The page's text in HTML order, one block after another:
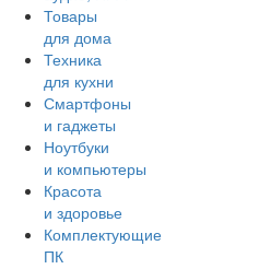
Товары
для дома
Техника
для кухни
Смартфоны
и гаджеты
Ноутбуки
и компьютеры
Красота
и здоровье
Комплектующие
ПК